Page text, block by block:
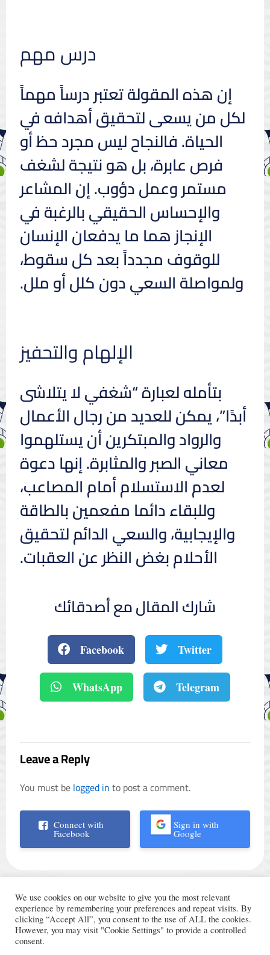
درس مهم
إن هذه المقولة تعتبر درساً مهماً
لكل من يسعى لتحقيق أهدافه في
الحياة. فالنجاح ليس مجرد حظ أو
فرص عابرة، بل هو نتيجة لشغف
مستمر وعمل دؤوب. إن المشاعر
والإحساس الحقيقي بالرغبة في
الإنجاز هما ما يدفعان الإنسان
للوقوف مجدداً بعد كل سقوط،
ولمواصلة السعي دون كلل أو ملل.
الإلهام والتحفيز
بتأمله لعبارة “شغفي لا يتلاشى
أبدًا”، يمكن للعديد من رجال الأعمال
والرواد والمبتكرين أن يستلهموا
معاني الصبر والمثابرة. إنها دعوة
لعدم الاستسلام أمام المصاعب،
وللبقاء دائما مفعمين بالطاقة
والإيجابية، والسعي الدائم لتحقيق
الأحلام بغض النظر عن العقبات.
شارك المقال مع أصدقائك
Facebook Twitter
WhatsApp Telegram
Leave a Reply
You must belogged into post a comment.
Connect with
Facebook
Sign in with
Google
© Trading Arabic 2024
الأحكام والشروط
We use cookies on our website to give you the most relevant
experience by remembering your preferences and repeat visits. By
clicking “Accept All”, you consent to the use of ALL the cookies.
However, you may visit "Cookie Settings" to provide a controlled
consent.